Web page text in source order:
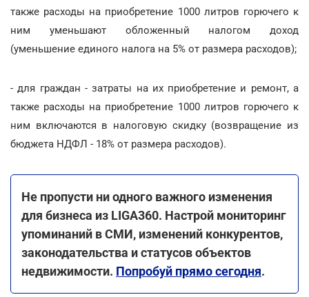
также расходы на приобретение 1000 литров горючего к
ним уменьшают обложенный налогом доход
(уменьшение единого налога на 5% от размера расходов);
- для граждан - затраты на их приобретение и ремонт, а
также расходы на приобретение 1000 литров горючего к
ним включаются в налоговую скидку (возвращение из
бюджета НДФЛ - 18% от размера расходов).
Не пропусти ни одного важного изменения
для бизнеса из LIGA360. Настрой мониторинг
упоминаний в СМИ, изменений конкурентов,
законодательства и статусов объектов
недвижимости. Попробуй прямо сегодня.